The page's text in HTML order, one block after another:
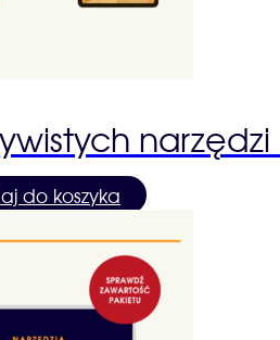
do koszyka